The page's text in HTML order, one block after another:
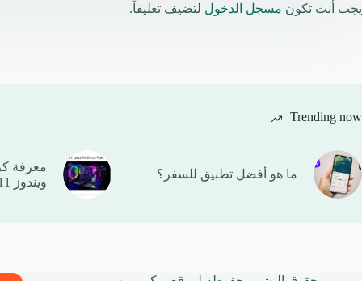
يجب أنت تكون مسجل الدخول لتضيف تعليقاً.
Trending now
ما هو أفضل تطبيق للسفر؟
معرفة
ويندوز 11 بأكثر من طريقة